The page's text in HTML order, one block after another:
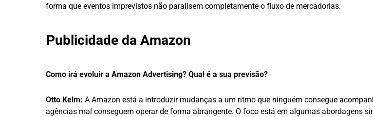
forma que eventos imprevistos não paralisem completamente o fluxo de mercadorias.
Publicidade da Amazon
Como irá evoluir a Amazon Advertising? Qual é a sua previsão?
Otto Kelm: A Amazon está a introduzir mudanças a um ritmo que ninguém consegue
agências mal conseguem operar de forma abrangente. O foco está em algumas abordagens